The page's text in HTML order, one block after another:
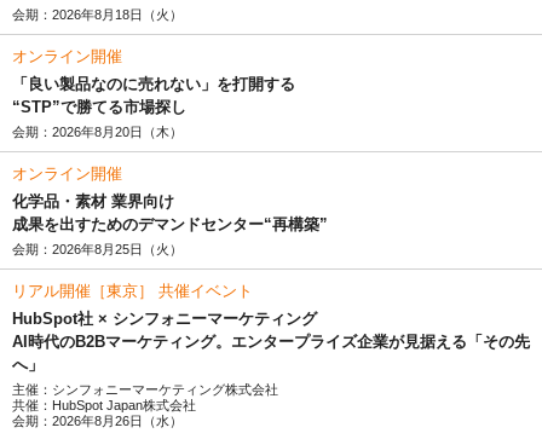
会期：2026年8月18日（火）
オンライン開催
「良い製品なのに売れない」を打開する
“STP”で勝てる市場探し
会期：2026年8月20日（木）
オンライン開催
化学品・素材 業界向け
成果を出すためのデマンドセンター“再構築”
会期：2026年8月25日（火）
リアル開催［東京］ 共催イベント
HubSpot社 × シンフォニーマーケティング
AI時代のB2Bマーケティング。エンタープライズ企業が見据える「その先
へ」
主催：シンフォニーマーケティング株式会社
共催：HubSpot Japan株式会社
会期：2026年8月26日（水）